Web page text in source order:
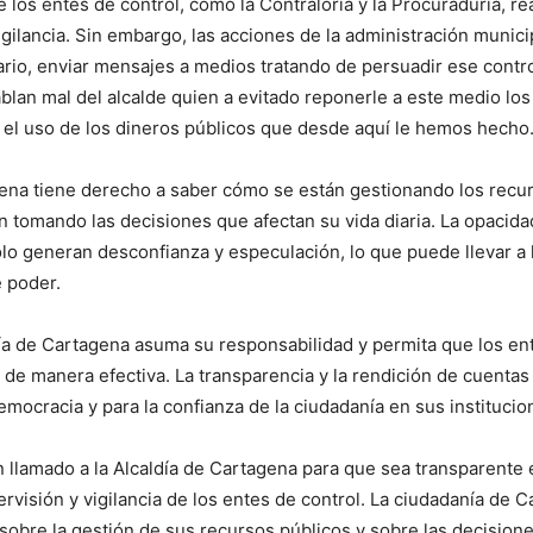
Sin embargo, las acciones de la administración
enviar mensajes a medios tratando de persuadir ese
mal del alcalde quien a evitado reponerle a este medio los
uso de los dineros públicos que desde aquí le hemos hecho.
tiene derecho a saber cómo se están gestionando los
tomando las decisiones que afectan su vida diaria. La
generan desconfianza y especulación, lo que puede llevar a
poder.
de Cartagena asuma su responsabilidad y permita que los
manera efectiva. La transparencia y la rendición de
y para la confianza de la ciudadanía en sus
a la Alcaldía de Cartagena para que sea transparente
y vigilancia de los entes de control. La ciudadanía de